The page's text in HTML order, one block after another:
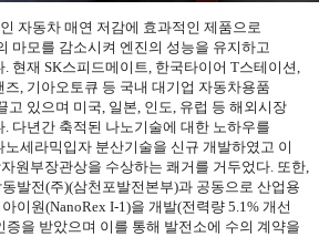
자동차 매연 저감에 효과적인 제품으로
마모를 감소시켜 엔진의 성능을 유지하고
현재 SK스피드메이트, 한국타이어 T스테이션,
, 기아오토큐 등 국내 대기업 자동차용품
고 있으며 미국, 일본, 인도, 유럽 등 해외시장
다년간 축적된 나노기술에 대한 노하우를
세라믹입자 분산기술을 신규 개발하였고 이
원부장관상을 수상하는 쾌거를 거두었다. 또한,
발전(주)(삼천포발전본부)과 공동으로 산업용
이원(NanoRex I-1)을 개발(전력량 5.1% 개선
을 받았으며 이를 통해 발전소에 수의 계약을